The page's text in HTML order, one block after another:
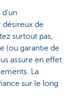
de
surtout pas,
(ou garantie de
assure en effet
La
sur le long